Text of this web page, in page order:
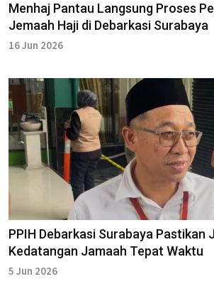
Menhaj Pantau Langsung Proses
Jemaah Haji di Debarkasi Surabaya
16 Jun 2026
PPIH Debarkasi Surabaya Pastikan
Kedatangan Jamaah Tepat Waktu
5 Jun 2026